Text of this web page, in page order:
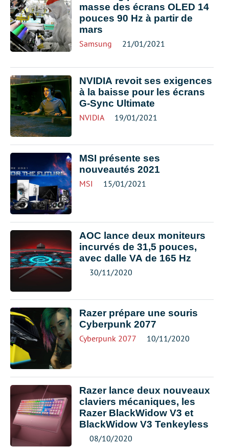
masse des écrans OLED 14
pouces 90 Hz à partir de
mars
Samsung 21/01/2021
NVIDIA revoit ses exigences
à la baisse pour les écrans
G-Sync Ultimate
NVIDIA 19/01/2021
MSI présente ses
nouveautés 2021
MSI 15/01/2021
AOC lance deux moniteurs
incurvés de 31,5 pouces,
avec dalle VA de 165 Hz
30/11/2020
Razer prépare une souris
Cyberpunk 2077
Cyberpunk 2077 10/11/2020
Razer lance deux nouveaux
claviers mécaniques, les
Razer BlackWidow V3 et
BlackWidow V3 Tenkeyless
08/10/2020